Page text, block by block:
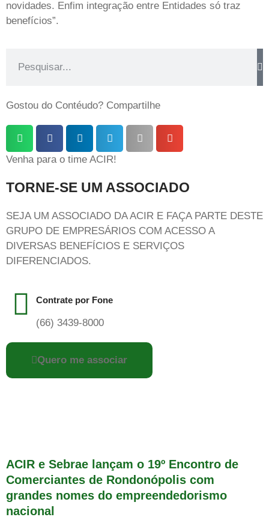
novidades. Enfim integração entre Entidades só traz
benefícios”.
Gostou do Contéudo? Compartilhe
Venha para o time ACIR!
TORNE-SE UM ASSOCIADO
SEJA UM ASSOCIADO DA ACIR E FAÇA PARTE DESTE
GRUPO DE EMPRESÁRIOS COM ACESSO A
DIVERSAS BENEFÍCIOS E SERVIÇOS
DIFERENCIADOS.
Contrate por Fone
(66) 3439-8000
Quero me associar
ACIR e Sebrae lançam o 19º Encontro de
Comerciantes de Rondonópolis com
grandes nomes do empreendedorismo
nacional